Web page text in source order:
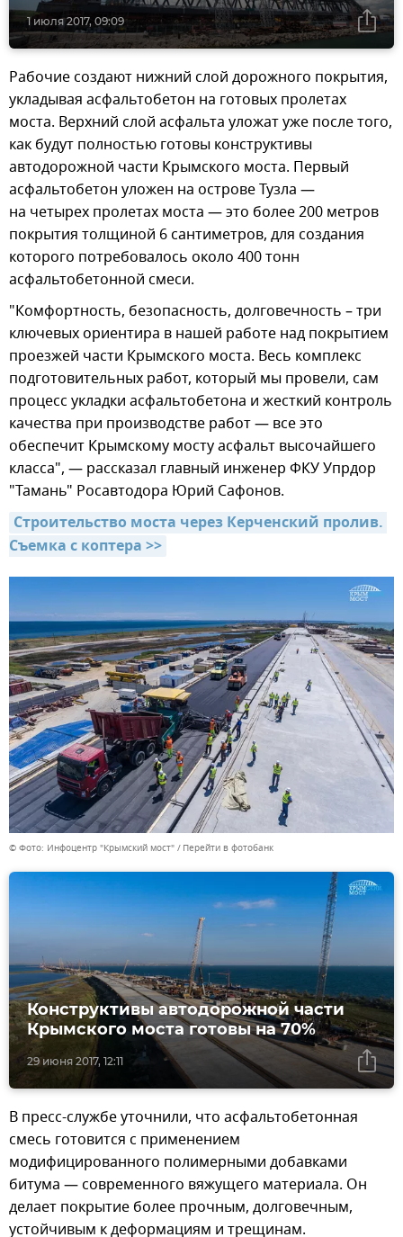
1 июля 2017, 09:09
Рабочие создают нижний слой дорожного покрытия,
укладывая асфальтобетон на готовых пролетах
моста. Верхний слой асфальта уложат уже после того,
как будут полностью готовы конструктивы
автодорожной части Крымского моста. Первый
асфальтобетон уложен на острове Тузла —
на четырех пролетах моста — это более 200 метров
покрытия толщиной 6 сантиметров, для создания
которого потребовалось около 400 тонн
асфальтобетонной смеси.
"Комфортность, безопасность, долговечность – три
ключевых ориентира в нашей работе над покрытием
проезжей части Крымского моста. Весь комплекс
подготовительных работ, который мы провели, сам
процесс укладки асфальтобетона и жесткий контроль
качества при производстве работ — все это
обеспечит Крымскому мосту асфальт высочайшего
класса", — рассказал главный инженер ФКУ Упрдор
"Тамань" Росавтодора Юрий Сафонов.
Строительство моста через Керченский пролив.
Съемка с коптера >>
© Фото: Инфоцентр "Крымский мост" Перейти в фотобанк
29 июня 2017, 12:11
Конструктивы автодорожной части
Крымского моста готовы на 70%
В пресс-службе уточнили, что асфальтобетонная
смесь готовится с применением
модифицированного полимерными добавками
битума — современного вяжущего материала. Он
делает покрытие более прочным, долговечным,
устойчивым к деформациям и трещинам.